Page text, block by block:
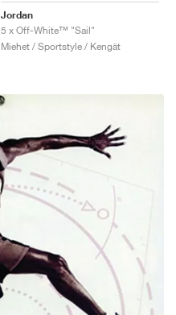
Jordan
5 x Off-White™ "Sail"
Miehet / Sportstyle / Kengät